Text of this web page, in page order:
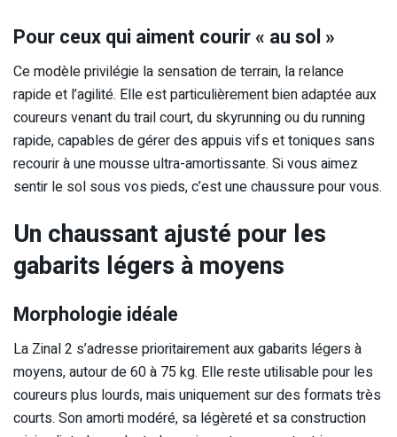
Pour ceux qui aiment courir « au sol »
Ce modèle privilégie la sensation de terrain, la relance
rapide et l’agilité. Elle est particulièrement bien adaptée aux
coureurs venant du trail court, du skyrunning ou du running
rapide, capables de gérer des appuis vifs et toniques sans
recourir à une mousse ultra-amortissante. Si vous aimez
sentir le sol sous vos pieds, c’est une chaussure pour vous.
Un chaussant ajusté pour les
gabarits légers à moyens
Morphologie idéale
La Zinal 2 s’adresse prioritairement aux gabarits légers à
moyens, autour de 60 à 75 kg. Elle reste utilisable pour les
coureurs plus lourds, mais uniquement sur des formats très
courts. Son amorti modéré, sa légèreté et sa construction